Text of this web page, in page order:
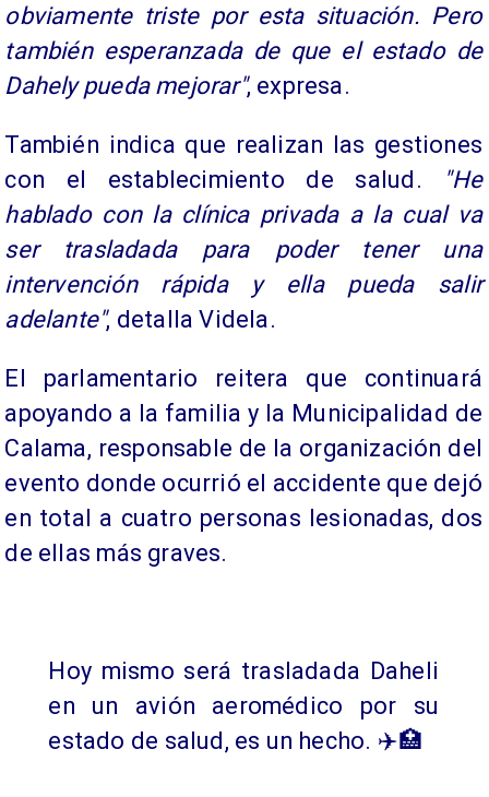
obviamente triste por esta situación. Pero
también esperanzada de que el estado de
Dahely pueda mejorar", expresa.
También indica que realizan las gestiones
con el establecimiento de salud.
"He
hablado con la clínica privada a la cual va
ser trasladada para poder tener una
intervención rápida y ella pueda salir
adelante", detalla Videla.
El parlamentario reitera que continuará
apoyando a la familia y la Municipalidad de
Calama, responsable de la organización del
evento donde ocurrió el accidente que dejó
en total a cuatro personas lesionadas, dos
de ellas más graves.
Hoy mismo será trasladada Daheli
en un avión aeromédico por su
estado de salud, es un hecho. ✈️🏥